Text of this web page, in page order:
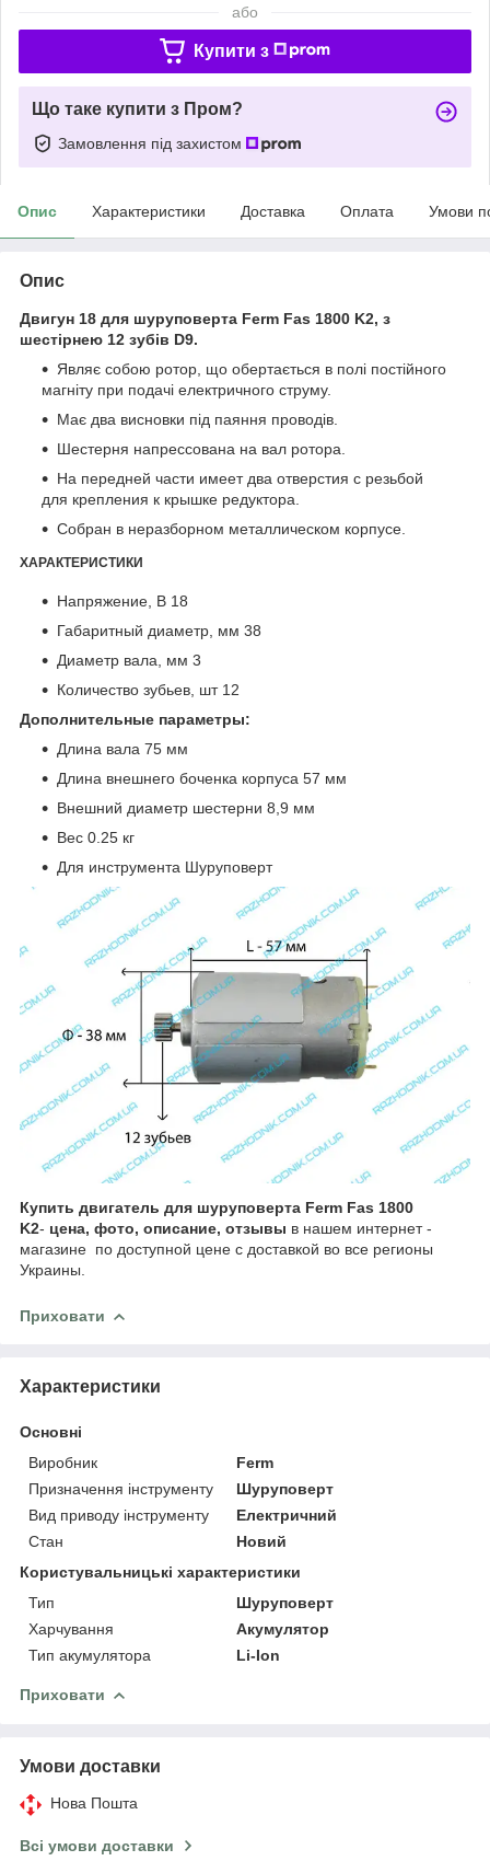
або
Купити з
Що таке купити з Пром?
Замовлення під захистом
Опис Характеристики Доставка Оплата Умови
Опис
Двигун 18 для шуруповерта Ferm Fas 1800 K2, з
шестірнею 12 зубів D9.
Являє собою ротор, що обертається в полі постійного
магніту при подачі електричного струму.
Має два висновки під паяння проводів.
Шестерня напрессована на вал ротора.
На передней части имеет два отверстия с резьбой
для крепления к крышке редуктора.
Собран в неразборном металлическом корпусе.
ХАРАКТЕРИСТИКИ
Напряжение, В 18
Габаритный диаметр, мм 38
Диаметр вала, мм 3
Количество зубьев, шт 12
Дополнительные параметры:
Длина вала 75 мм
Длина внешнего боченка корпуса 57 мм
Внешний диаметр шестерни 8,9 мм
Вес 0.25 кг
Для инструмента Шуруповерт
Купить двигатель для шуруповерта Ferm Fas 1800
K2- цена, фото, описание, отзывы в нашем интернет -
магазине по доступной цене с доставкой во все регионы
Украины.
Приховати
Характеристики
Основні
Виробник
Ferm
Призначення інструменту
Шуруповерт
Вид приводу інструменту
Електричний
Стан
Новий
Користувальницькі характеристики
Тип
Шуруповерт
Харчування
Акумулятор
Тип акумулятора
Li-Ion
Приховати
Умови доставки
Нова Пошта
Всі умови доставки